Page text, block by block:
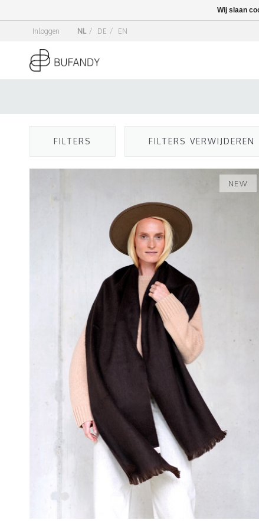
Inloggen NL / DE / EN
FILTERS FILTERS VERWIJDEREN
NEW
Wij slaan